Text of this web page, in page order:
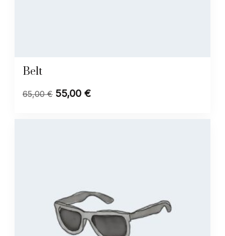
Belt
65,00€ Original
55,00 €Η